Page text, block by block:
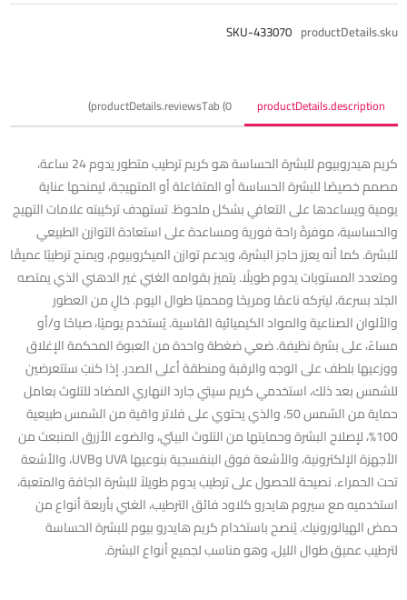
productDetails.sku
SKU-433070
productDetails.description
productDetails.reviewsTab (0)
كريم هيدروبيوم للبشرة الحساسة هو كريم ترطيب متطور يدوم 24 ساعة،
مصمم خصيصًا للبشرة الحساسة أو المتفاعلة أو المتهيجة، ليمنحها عناية
يومية ويساعدها على التعافي بشكل ملحوظ. تستهدف تركيبته علامات التهيج
والحساسية، موفرةً راحة فورية ومساعدة على استعادة التوازن الطبيعي
للبشرة. كما أنه يعزز حاجز البشرة، ويدعم توازن الميكروبيوم، ويمنح ترطيبًا عميقًا
ومتعدد المستويات يدوم طويلًا. يتميز بقوامه الغني غير الدهني الذي يمتصه
الجلد بسرعة، ليتركه ناعمًا ومريحًا ومحميًا طوال اليوم. خالٍ من العطور
والألوان الصناعية والمواد الكيميائية القاسية. يُستخدم يوميًا، صباحًا و/أو
مساءً، على بشرة نظيفة. ضعي ضغطة واحدة من العبوة المحكمة الإغلاق
ووزعيها بلطف على الوجه والرقبة ومنطقة أعلى الصدر. إذا كنتِ ستتعرضين
للشمس بعد ذلك، استخدمي كريم سيتي جارد النهاري المضاد للتلوث بعامل
حماية من الشمس 50، والذي يحتوي على فلاتر واقية من الشمس طبيعية
100%، لإصلاح البشرة وحمايتها من التلوث البيئي، والضوء الأزرق المنبعث من
الأجهزة الإلكترونية، والأشعة فوق البنفسجية بنوعيها UVA وUVB، والأشعة
تحت الحمراء. نصيحة للحصول على ترطيب يدوم طويلاً للبشرة الجافة والمتعبة،
استخدميه مع سيروم هايدرو كلاود فائق الترطيب، الغني بأربعة أنواع من
حمض الهيالورونيك. يُنصح باستخدام كريم هايدرو بيوم للبشرة الحساسة
لترطيب عميق طوال الليل، وهو مناسب لجميع أنواع البشرة.